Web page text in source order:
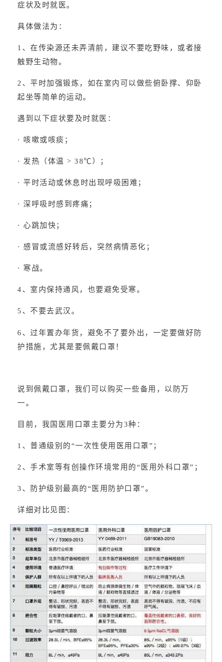
症状及时就医。
具体做法为：
1、在传染源还未弄清前，建议不要吃野味，或者接
触野生动物。
2、平时加强锻炼，如在室内可以做些俯卧撑、仰卧
起坐等简单的运动。
遇到以下症状要及时就医：
· 咳嗽或咳痰；
· 发热（体温 > 38℃）；
· 平时活动或休息时出现呼吸困难；
· 深呼吸时感到疼痛；
· 心跳加快；
· 感冒或流感好转后，突然病情恶化；
· 寒战。
4、室内保持通风，也要避免受寒。
5、不要去武汉。
6、过年置办年货，避免不了要外出，一定要做好防
护措施，尤其是要佩戴口罩！
说到佩戴口罩，我们可以购买一些备用，以防万
一。
目前，我国医用口罩主要分为3种：
1、普通级别的“一次性使用医用口罩”；
2、手术室等有创操作环境常用的“医用外科口罩”；
3、防护级别最高的“医用防护口罩”。
详细对比见图：